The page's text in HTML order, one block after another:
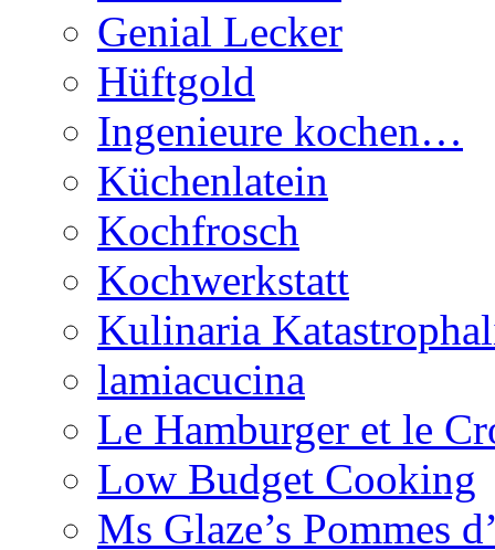
Genial Lecker
Hüftgold
Ingenieure kochen…
Küchenlatein
Kochfrosch
Kochwerkstatt
Kulinaria
lamiacucina
Le Hamburger et le
Low Budget Cooking
Ms Glaze’s Pommes